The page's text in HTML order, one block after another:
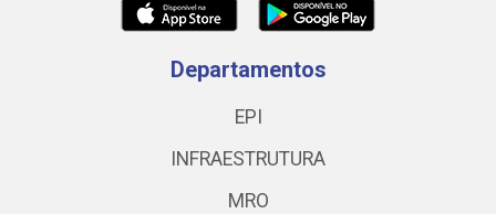
Departamentos
EPI
INFRAESTRUTURA
MRO